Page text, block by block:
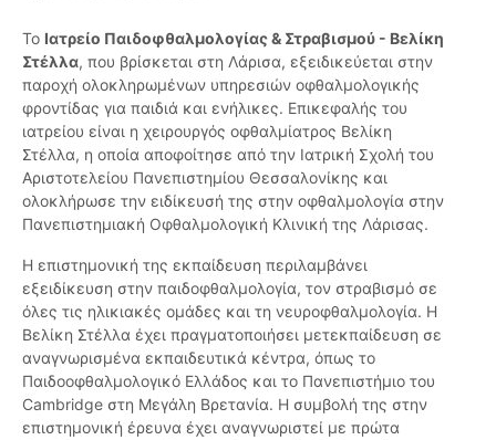
Το Ιατρείο Παιδοφθαλμολογίας & Στραβισμού - Βελίκη
Στέλλα, που βρίσκεται στη Λάρισα, εξειδικεύεται στην
παροχή ολοκληρωμένων υπηρεσιών οφθαλμολογικής
φροντίδας για παιδιά και ενήλικες. Επικεφαλής του
ιατρείου είναι η χειρουργός οφθαλμίατρος Βελίκη
Στέλλα, η οποία αποφοίτησε από την Ιατρική Σχολή του
Αριστοτελείου Πανεπιστημίου Θεσσαλονίκης και
ολοκλήρωσε την ειδίκευσή της στην οφθαλμολογία στην
Πανεπιστημιακή Οφθαλμολογική Κλινική της Λάρισας.
Η επιστημονική της εκπαίδευση περιλαμβάνει
εξειδίκευση στην παιδοφθαλμολογία, τον στραβισμό σε
όλες τις ηλικιακές ομάδες και τη νευροφθαλμολογία. Η
Βελίκη Στέλλα έχει πραγματοποιήσει μετεκπαίδευση σε
αναγνωρισμένα εκπαιδευτικά κέντρα, όπως το
Παιδοοφθαλμολογικό Ελλάδος και το Πανεπιστήμιο του
Cambridge στη Μεγάλη Βρετανία. Η συμβολή της στην
επιστημονική έρευνα έχει αναγνωριστεί με πρώτα